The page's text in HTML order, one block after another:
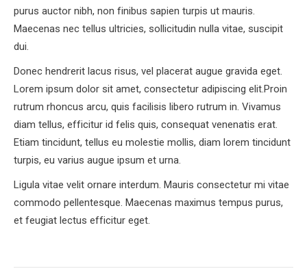
purus auctor nibh, non finibus sapien turpis ut mauris.
Maecenas nec tellus ultricies, sollicitudin nulla vitae, suscipit
dui.
Donec hendrerit lacus risus, vel placerat augue gravida eget.
Lorem ipsum dolor sit amet, consectetur adipiscing elit.Proin
rutrum rhoncus arcu, quis facilisis libero rutrum in. Vivamus
diam tellus, efficitur id felis quis, consequat venenatis erat.
Etiam tincidunt, tellus eu molestie mollis, diam lorem tincidunt
turpis, eu varius augue ipsum et urna.
Ligula vitae velit ornare interdum. Mauris consectetur mi vitae
commodo pellentesque. Maecenas maximus tempus purus,
et feugiat lectus efficitur eget.